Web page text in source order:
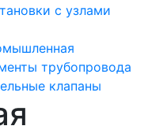
с узлами
трубопровода
клапаны